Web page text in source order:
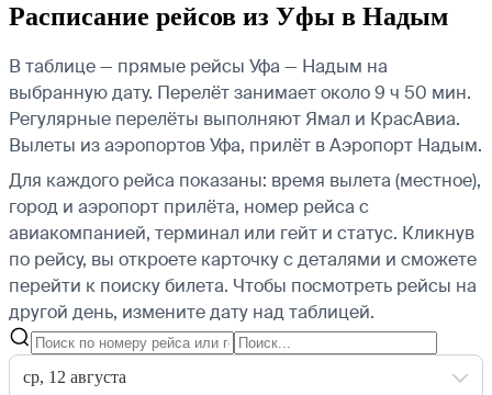
Расписание рейсов из Уфы в Надым
В таблице — прямые рейсы Уфа — Надым на
выбранную дату. Перелёт занимает около 9 ч 50 мин.
Регулярные перелёты выполняют Ямал и КрасАвиа.
Вылеты из аэропортов Уфа, прилёт в Аэропорт Надым.
Для каждого рейса показаны: время вылета (местное),
город и аэропорт прилёта, номер рейса с
авиакомпанией, терминал или гейт и статус. Кликнув
по рейсу, вы откроете карточку с деталями и сможете
перейти к поиску билета. Чтобы посмотреть рейсы на
другой день, измените дату над таблицей.
ср, 12 августа